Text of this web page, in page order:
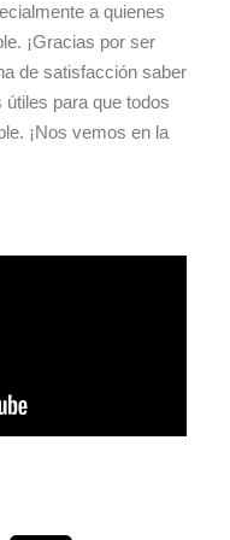
a quienes
¡Gracias por ser
de satisfacción saber
para que todos
¡Nos vemos en la